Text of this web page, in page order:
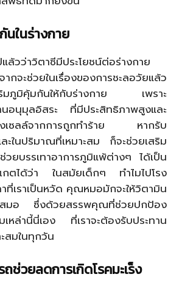
ในร่างกาย
แล้วว่าวิตาซีมีประโยชน์ต่อร่างกาย
จะช่วยในเรื่องของการชะลอวัยแล้ว
ริมภูมิคุ้มกันให้กับร่างกาย เพราะ
นอนุมุลอิสระ ที่มีประสิทธิภาพสูงและ
งเซลล์จากการถูกทำร้าย หากรับ
ละในปริมาณที่เหมาะสม ก็จะช่วยเสริม
ยบรรเทาอาการภูมิแพ้ต่างๆ ได้เป็น
กตได้ว่า ในสมัยเด็กๆ ทำไมไปโรง
ที่เราเป็นหวัด คุณหมอมักจะให้วิตามิน
เสมอ ซึ่งด้วยสรรพคุณที่ช่วยปกป้อง
หล่านี้นี่เอง ที่เราจะต้องรับประทาน
สมในทุกวัน
ช่วยลดการเกิดโรคมะเร็ง